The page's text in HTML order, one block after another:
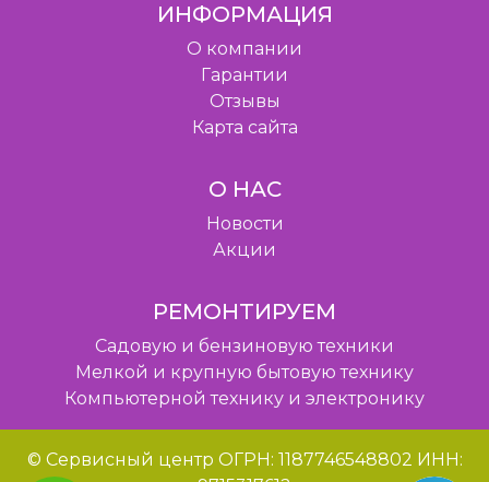
ИНФОРМАЦИЯ
O компании
Гарантии
Отзывы
Карта сайта
О НАС
Новости
Акции
РЕМОНТИРУЕМ
Садовую и бензиновую техники
Мелкой и крупную бытовую технику
Компьютерной технику и электронику
© Сервисный центр ОГРН: 1187746548802 ИНН: